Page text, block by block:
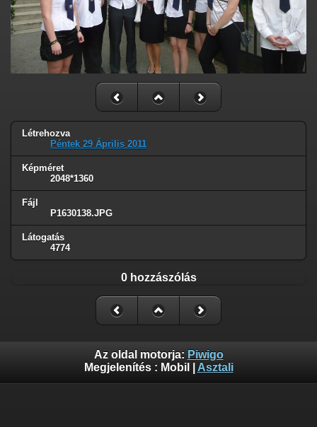
Létrehozva
Péntek 29 Április 2011
Képméret
2048*1360
Fájl
P1630138.JPG
Látogatás
4774
0 hozzászólás
Az oldal motorja: Piwigo
Megjelenítés : Mobil Asztali